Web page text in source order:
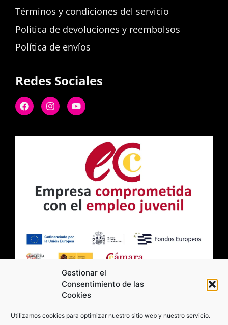
Gestionar el
Consentimiento de las
Cookies
Utilizamos cookies para optimizar nuestro sitio web y nuestro servicio.
Términos y condiciones del servicio
Política de devoluciones y reembolsos
Política de envíos
Redes Sociales
2026 Moviltick technologies. Todos los